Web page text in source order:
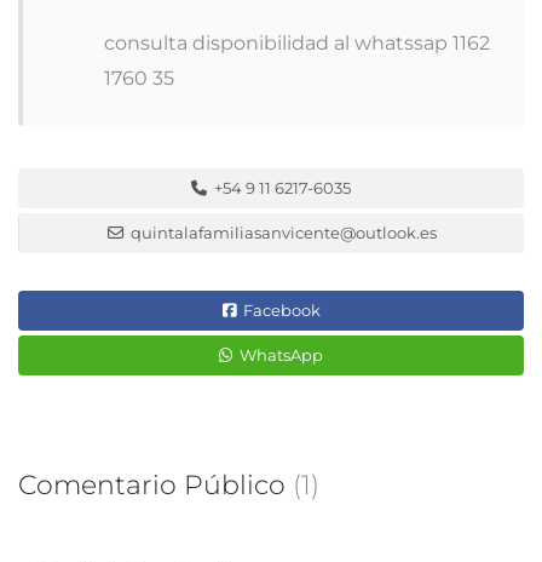
consulta disponibilidad al whatssap 1162
1760 35
+54 9 11 6217-6035
quintalafamiliasanvicente@outlook.es
Facebook
WhatsApp
Comentario Público (1)